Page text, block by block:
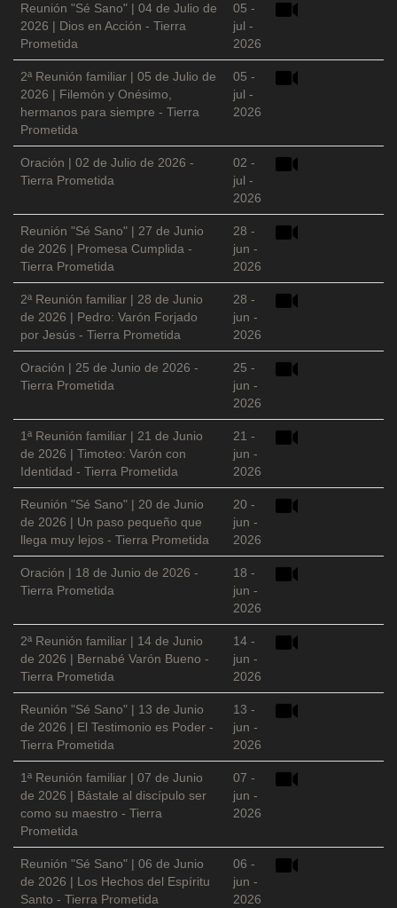
Reunión "Sé Sano" | 04 de Julio de
2026 | Dios en Acción - Tierra
Prometida
05 -
jul -
2026
2ª Reunión familiar | 05 de Julio de
2026 | Filemón y Onésimo,
hermanos para siempre - Tierra
Prometida
05 -
jul -
2026
Oración | 02 de Julio de 2026 -
Tierra Prometida
02 -
jul -
2026
Reunión "Sé Sano" | 27 de Junio
de 2026 | Promesa Cumplida -
Tierra Prometida
28 -
jun -
2026
2ª Reunión familiar | 28 de Junio
de 2026 | Pedro: Varón Forjado
por Jesús - Tierra Prometida
28 -
jun -
2026
Oración | 25 de Junio de 2026 -
Tierra Prometida
25 -
jun -
2026
1ª Reunión familiar | 21 de Junio
de 2026 | Timoteo: Varón con
Identidad - Tierra Prometida
21 -
jun -
2026
Reunión "Sé Sano" | 20 de Junio
de 2026 | Un paso pequeño que
llega muy lejos - Tierra Prometida
20 -
jun -
2026
Oración | 18 de Junio de 2026 -
Tierra Prometida
18 -
jun -
2026
2ª Reunión familiar | 14 de Junio
de 2026 | Bernabé Varón Bueno -
Tierra Prometida
14 -
jun -
2026
Reunión "Sé Sano" | 13 de Junio
de 2026 | El Testimonio es Poder -
Tierra Prometida
13 -
jun -
2026
1ª Reunión familiar | 07 de Junio
de 2026 | Bástale al discípulo ser
como su maestro - Tierra
Prometida
07 -
jun -
2026
Reunión "Sé Sano" | 06 de Junio
de 2026 | Los Hechos del Espíritu
Santo - Tierra Prometida
06 -
jun -
2026